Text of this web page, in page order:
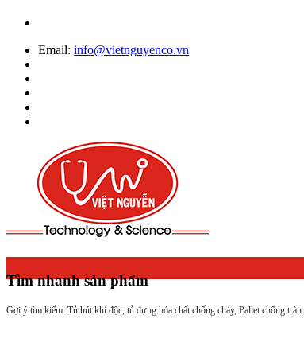
Email: info@vietnguyenco.vn
Tìm nhanh sản phẩm
Gợi ý tìm kiếm: Tủ hút khí độc, tủ đựng hóa chất chống cháy, Pallet chống tràn...